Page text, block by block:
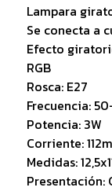
Lampara
Se conecta a
Efecto
RGB
Rosca: E27
Frecuencia:
Potencia: 3W
Corriente:
Medidas:
Presentación: